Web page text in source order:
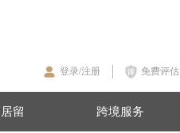
登录/注册 免费评估
留 跨境服务